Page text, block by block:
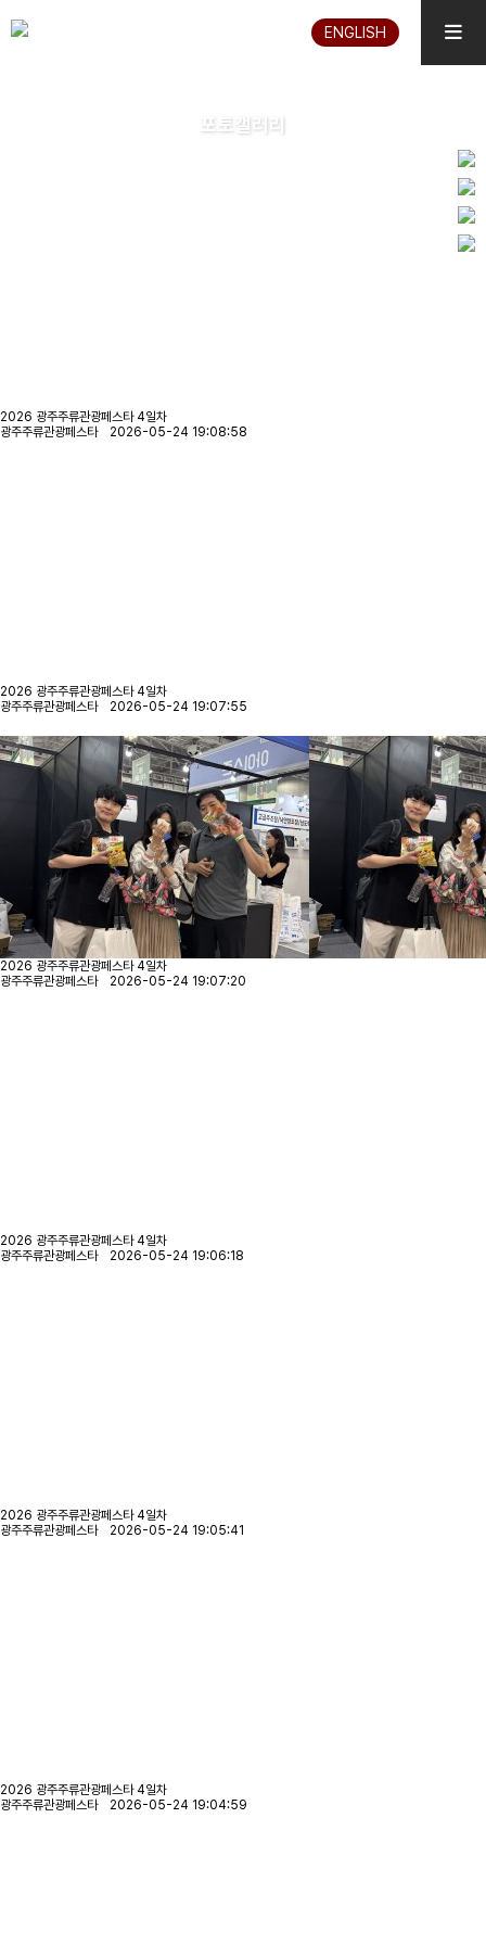
ENGLISH
포토갤러리
2026 광주주류관광페스타 4일차
광주주류관광페스타 2026-05-24 19:08:58
2026 광주주류관광페스타 4일차
광주주류관광페스타 2026-05-24 19:07:55
2026 광주주류관광페스타 4일차
광주주류관광페스타 2026-05-24 19:07:20
2026 광주주류관광페스타 4일차
광주주류관광페스타 2026-05-24 19:06:18
2026 광주주류관광페스타 4일차
광주주류관광페스타 2026-05-24 19:05:41
2026 광주주류관광페스타 4일차
광주주류관광페스타 2026-05-24 19:04:59